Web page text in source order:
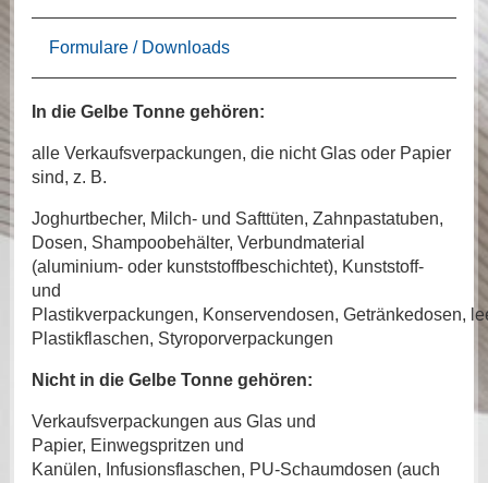
Formulare / Downloads
In die Gelbe Tonne gehören:
alle Verkaufsverpackungen, die nicht Glas oder Papier
sind, z. B.
Joghurtbecher, Milch- und Safttüten, Zahnpastatuben,
Dosen, Shampoobehälter, Verbundmaterial
(aluminium- oder kunststoffbeschichtet), Kunststoff-
und
Plastikverpackungen, Konservendosen, Getränkedosen,
Plastikflaschen, Styroporverpackungen
Nicht in die Gelbe Tonne gehören:
Verkaufsverpackungen aus Glas und
Papier, Einwegspritzen und
Kanülen, Infusionsflaschen, PU-Schaumdosen (auch